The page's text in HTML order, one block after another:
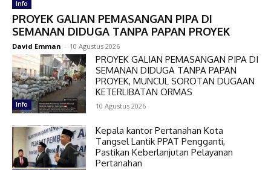
Info
PROYEK GALIAN PEMASANGAN PIPA DI
SEMANAN DIDUGA TANPA PAPAN PROYEK
David Emman - 10 Agustus 2026
Info
PROYEK GALIAN PEMASANGAN PIPA DI
SEMANAN DIDUGA TANPA PAPAN
PROYEK, MUNCUL SOROTAN DUGAAN
KETERLIBATAN ORMAS
10 Agustus 2026
Kepala kantor Pertanahan Kota
Tangsel Lantik PPAT Pengganti,
Pastikan Keberlanjutan Pelayanan
Pertanahan